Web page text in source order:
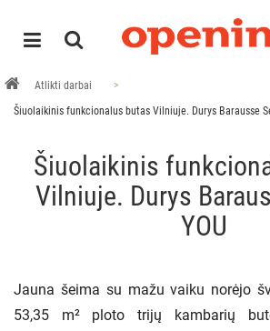
Atlikti darbai
Šiuolaikinis funkcionalus butas Vilniuje. Durys Barausse
Šiuolaikinis
Vilniuje. Durys
YOU
Jauna šeima su mažu vaiku norėjo
53,35 m² ploto trijų kambarių